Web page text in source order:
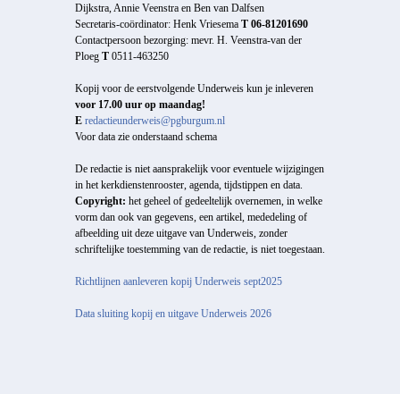
Dijkstra, Annie Veenstra en Ben van Dalfsen
Secretaris-coördinator: Henk Vriesema T 06-81201690
Contactpersoon bezorging: mevr. H. Veenstra-van der
Ploeg T 0511-463250
Kopij voor de eerstvolgende Underweis kun je inleveren
voor 17.00 uur op maandag!
E redactieunderweis@pgburgum.nl
Voor data zie onderstaand schema
De redactie is niet aansprakelijk voor eventuele wijzigingen
in het kerkdienstenrooster, agenda, tijdstippen en data.
Copyright: het geheel of gedeeltelijk overnemen, in welke
vorm dan ook van gegevens, een artikel, mededeling of
afbeelding uit deze uitgave van Underweis, zonder
schriftelijke toestemming van de redactie, is niet toegestaan.
Richtlijnen aanleveren kopij Underweis sept2025
Data sluiting kopij en uitgave Underweis 2026